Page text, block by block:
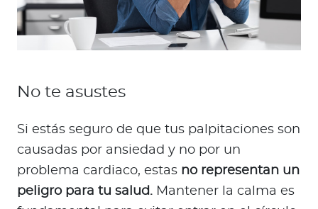
No te asustes
Si estás seguro de que tus palpitaciones son
causadas por ansiedad y no por un
problema cardiaco, estas no representan un
peligro para tu salud. Mantener la calma es